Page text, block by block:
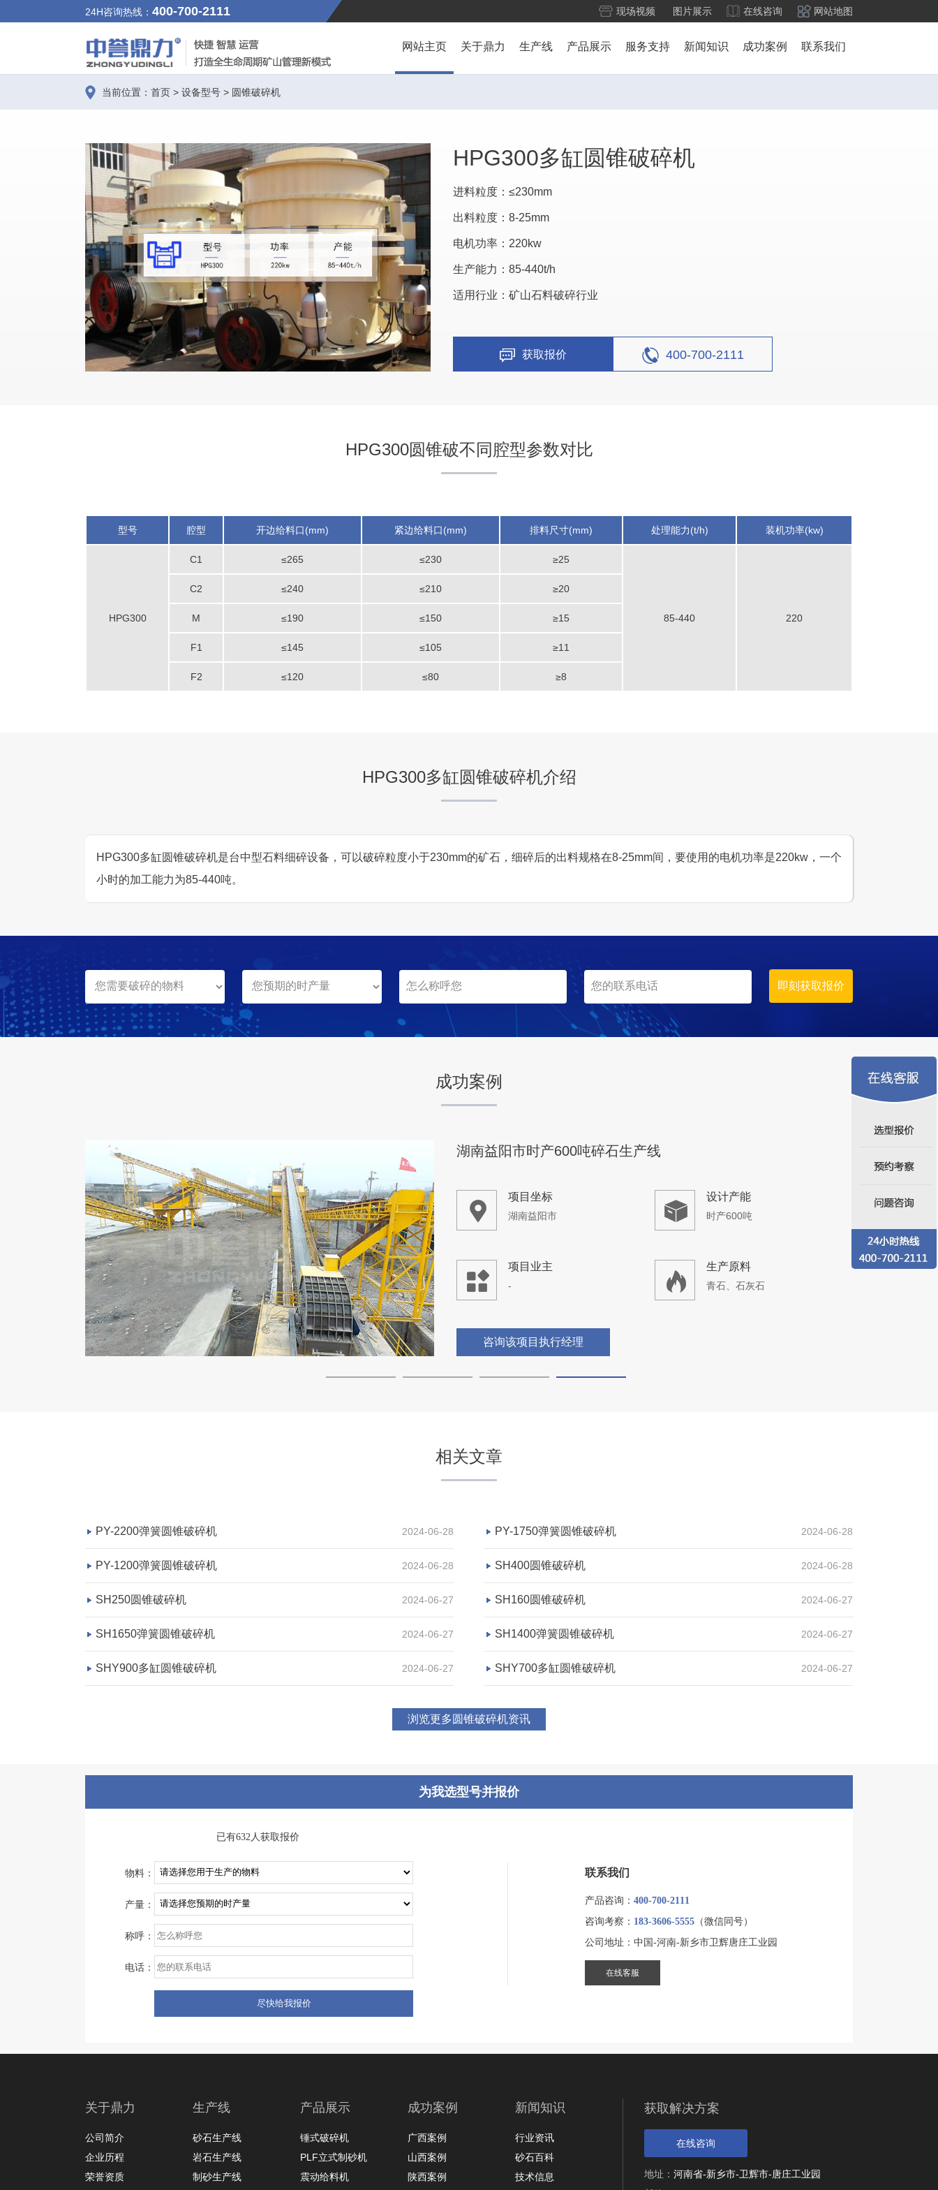
24H咨询热线： 400-700-2111 现场视频 图片展示 在线咨询 网站地图
网站主页 关于鼎力 生产线 产品展示 服务支持 新闻知识 成功案例 联系我们
当前位置： 首页 > 设备型号 > 圆锥破碎机
HPG300多缸圆锥破碎机
进料粒度：≤230mm
出料粒度：8-25mm
电机功率：220kw
生产能力：85-440t/h
适用行业：矿山石料破碎行业
获取报价 400-700-2111
HPG300圆锥破不同腔型参数对比
型号 腔型 开边给料口(mm) 紧边给料口(mm) 排料尺寸(mm) 处理能力(t/h) 装机功率(kw)
HPG300
C1 ≤265 ≤230 ≥25
85-440 220
C2 ≤240 ≤210 ≥20
M ≤190 ≤150 ≥15
F1 ≤145 ≤105 ≥11
F2 ≤120 ≤80 ≥8
HPG300多缸圆锥破碎机介绍
HPG300多缸圆锥破碎机是台中型石料细碎设备，可以破碎粒度小于230mm的矿石，细碎后的出料规格在8-25mm间，要使用的电机功率是220kw，一个
小时的加工能力为85-440吨。
成功案例
安徽省蚌埠市时产1300吨石灰石生产线案例
咨询该项目执行经理
四川宜宾市日产千吨湿法碎石制砂生产线案例
四川宜宾市 日产千吨
项目坐标 设计产能
项目业主 生产原料
咨询该项目执行经理
湖南益阳市时产600吨碎石生产线
项目坐标
湖南益阳市
设计产能
时产600吨
项目业主
-
生产原料
青石、石灰石
咨询该项目执行经理
相关文章
PY-2200弹簧圆锥破碎机 2024-06-28 PY-1750弹簧圆锥破碎机 2024-06-28
PY-1200弹簧圆锥破碎机 2024-06-28 SH400圆锥破碎机 2024-06-28
SH250圆锥破碎机 2024-06-27 SH160圆锥破碎机 2024-06-27
SH1650弹簧圆锥破碎机 2024-06-27 SH1400弹簧圆锥破碎机 2024-06-27
SHY900多缸圆锥破碎机 2024-06-27 SHY700多缸圆锥破碎机 2024-06-27
浏览更多圆锥破碎机资讯
为我选型号并报价
已有632人获取报价
物料：
产量：
称呼：
电话：
联系我们
产品咨询： 400-700-2111
咨询考察： 183-3606-5555 （微信同号）
公司地址：中国-河南-新乡市卫辉唐庄工业园
在线客服
关于鼎力
公司简介
企业历程
荣誉资质
生产线
砂石生产线
岩石生产线
制砂生产线
产品展示
锤式破碎机
PLF立式制砂机
震动给料机
成功案例
广西案例
山西案例
陕西案例
新闻知识
行业资讯
砂石百科
技术信息
获取解决方案
在线咨询
地址： 河南省-新乡市-卫辉市-唐庄工业园